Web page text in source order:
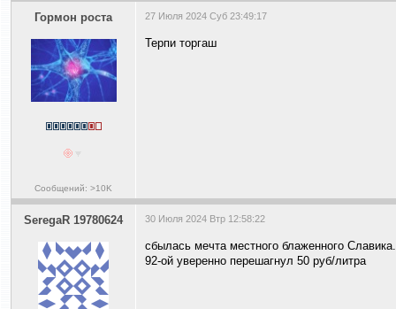
Гормон роста
Сообщений: >10K
27 Июля 2024 Суб 23:49:17
Терпи торгаш
SeregaR 19780624 30 Июля 2024 Втр 12:58:22
сбылась мечта местного блаженного Славика.
92-ой уверенно перешагнул 50 руб/литра